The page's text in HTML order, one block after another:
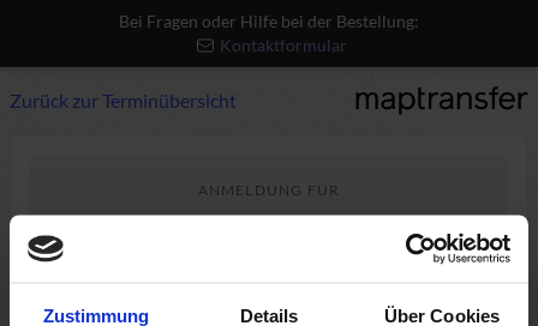
Zustimmung Details Über Cookies
Bei Fragen oder Hilfe bei der Bestellung:
Kontaktformular
Zurück zur Terminübersicht
ANMELDUNG FÜR
Do., 17.09.2026, 09:00 - 13:00